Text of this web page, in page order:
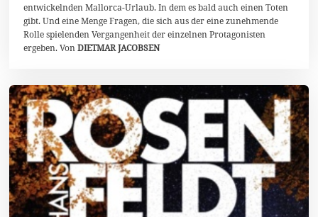
entwickelnden Mallorca-Urlaub. In dem es bald auch einen Toten
gibt. Und eine Menge Fragen, die sich aus der eine zunehmende
Rolle spielenden Vergangenheit der einzelnen Protagonisten
ergeben. VonDIETMAR JACOBSEN